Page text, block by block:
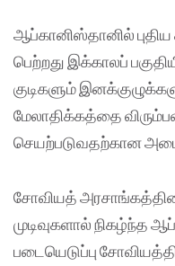
ஆப்கானிஸ்தானில்
பெற்றது இக்காலப்
குடிகளும்
மேலாதிக்கத்தை
செயற்படுவதற்கான
சோவியத்
முடிவுகளால் நிகழ்ந்த
படையெடுப்பு